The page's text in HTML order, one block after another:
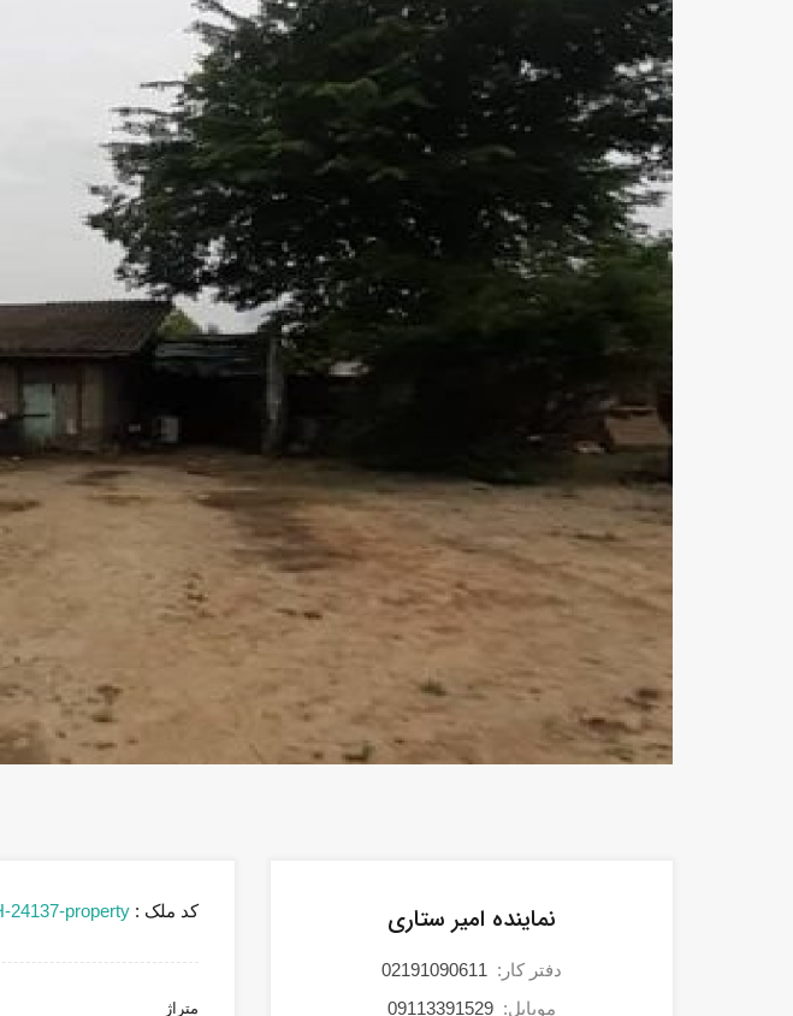
کد ملک : RH-24137-property
متراژ
نماینده امیر ستاری
دفتر کار: 02191090611
موبایل: 09113391529